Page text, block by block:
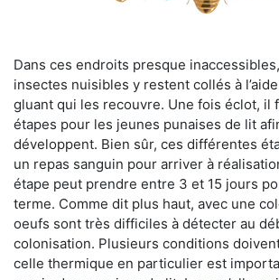
Dans ces endroits presque
insectes nuisibles y restent collés à
gluant qui les recouvre. Une fois éclot, il
étapes pour les jeunes punaises de lit
développent. Bien sûr, ces différentes
un repas sanguin pour arriver à
étape peut prendre entre 3 et 15 jours
terme. Comme dit plus haut, avec une
oeufs sont très difficiles à détecter au
colonisation. Plusieurs conditions
celle thermique en particulier est